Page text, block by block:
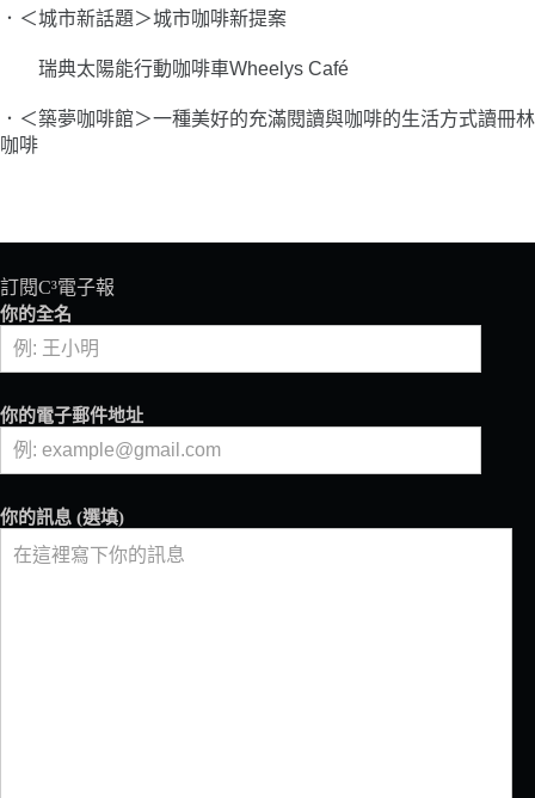
．＜城市新話題＞城市咖啡新提案
瑞典太陽能行動咖啡車Wheelys Café
．＜築夢咖啡館＞一種美好的充滿閱讀與咖啡的生活方式讀冊林
咖啡
訂閱C³電子報
你的全名
你的電子郵件地址
你的訊息 (選填)